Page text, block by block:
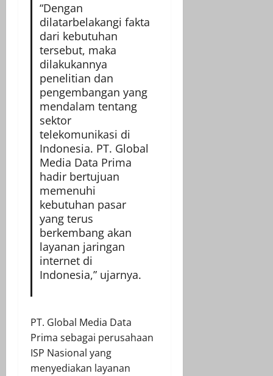
“Dengan
dilatarbelakangi fakta
dari kebutuhan
tersebut, maka
dilakukannya
penelitian dan
pengembangan yang
mendalam tentang
sektor
telekomunikasi di
Indonesia. PT. Global
Media Data Prima
hadir bertujuan
memenuhi
kebutuhan pasar
yang terus
berkembang akan
layanan jaringan
internet di
Indonesia,” ujarnya.
PT. Global Media Data
Prima sebagai perusahaan
ISP Nasional yang
menyediakan layanan